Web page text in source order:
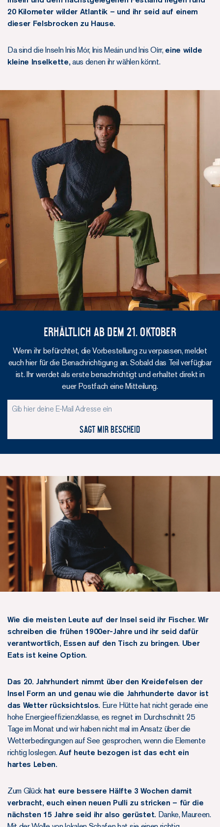
20 Kilometer wilder Atlantik – und ihr seid auf einem
dieser Felsbrocken zu Hause.
Da sind die Inseln Inis Mór, Inis Meáin und Inis Oírr, eine wilde
kleine Inselkette, aus denen ihr wählen könnt.
Erhältlich ab dem 21. Oktober
Wenn ihr befürchtet, die Vorbestellung zu verpassen, meldet
euch hier für die Benachrichtigung an. Sobald das Teil verfügbar
ist. Ihr werdet als erste benachrichtigt und erhaltet direkt in
euer Postfach eine Mitteilung.
Sagt mir Bescheid
Wie die meisten Leute auf der Insel seid ihr Fischer. Wir
schreiben die frühen 1900er-Jahre und ihr seid dafür
verantwortlich, Essen auf den Tisch zu bringen. Uber
Eats ist keine Option.
Das 20. Jahrhundert nimmt über den Kreidefelsen der
Insel Form an und genau wie die Jahrhunderte davor ist
das Wetter rücksichtslos. Eure Hütte hat nicht gerade eine
hohe Energieeffizienzklasse, es regnet im Durchschnitt 25
Tage im Monat und wir haben nicht mal im Ansatz über die
Wetterbedingungen auf See gesprochen, wenn die Elemente
richtig loslegen.Auf heute bezogen ist das echt ein
hartes Leben.
Zum Glück hat eure bessere Hälfte 3 Wochen damit
verbracht, euch einen neuen Pulli zu stricken – für die
nächsten 15 Jahre seid ihr also gerüstet. Danke, Maureen.